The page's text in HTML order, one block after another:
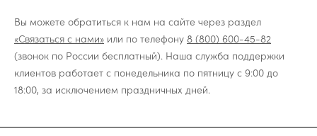
Вы можете обратиться к нам на сайте через раздел
«Связаться с нами» или по телефону 8 (800) 600-45-82
(звонок по России бесплатный). Наша служба поддержки
клиентов работает с понедельника по пятницу с 9:00 до
18:00, за исключением праздничных дней.